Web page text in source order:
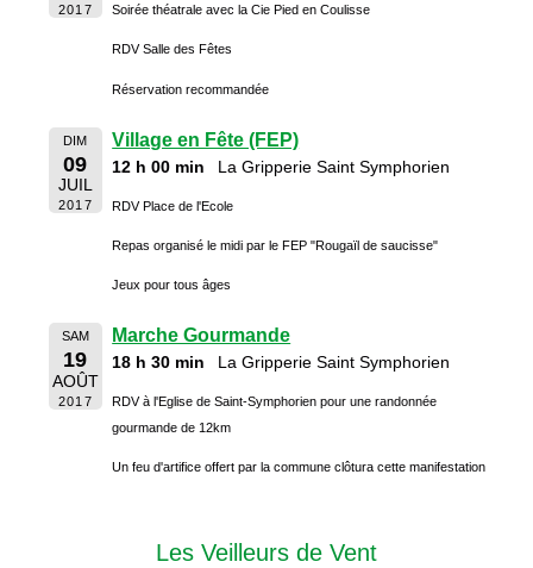
2017 Soirée théatrale avec la Cie Pied en Coulisse
RDV Salle des Fêtes
Réservation recommandée
DIM
09
JUIL
2017
Village en Fête (FEP)
12 h 00 min La Gripperie Saint Symphorien
RDV Place de l'Ecole
Repas organisé le midi par le FEP "Rougaïl de saucisse"
Jeux pour tous âges
SAM
19
AOÛT
2017
Marche Gourmande
18 h 30 min La Gripperie Saint Symphorien
RDV à l'Eglise de Saint-Symphorien pour une randonnée
gourmande de 12km
Un feu d'artifice offert par la commune clôtura cette manifestation
Les Veilleurs de Vent